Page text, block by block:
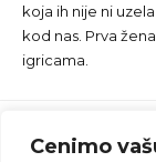
Cenimo
koja ih nije ni
kod nas. Prva
igricama.